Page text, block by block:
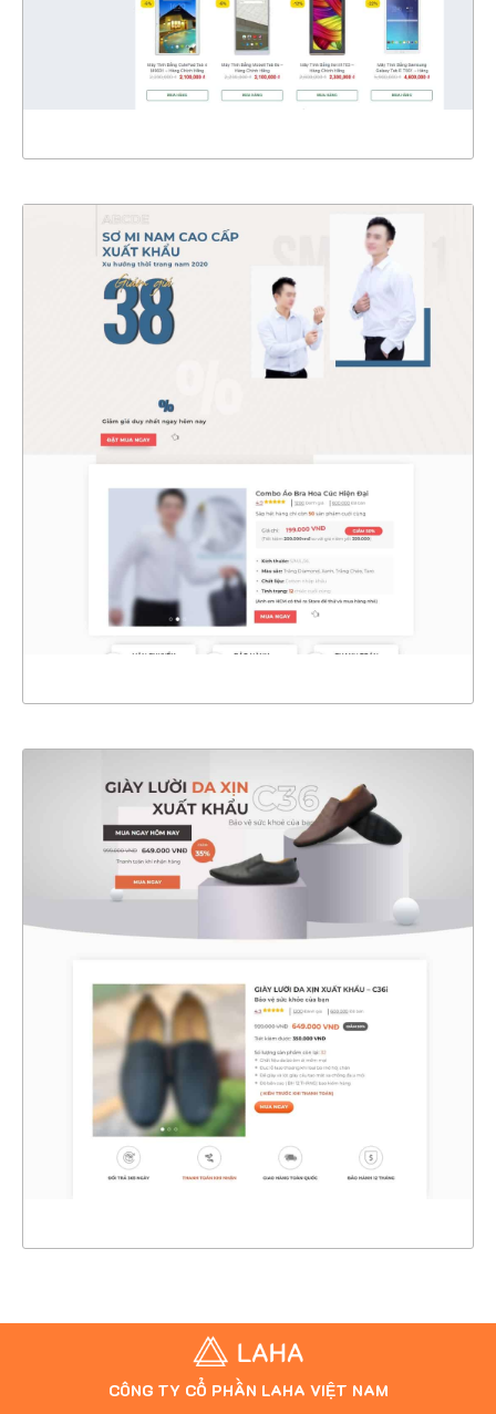
CHI TIẾT
XEM THỰC TẾ
CHI TIẾT
CHI TIẾT
XEM THỰC TẾ
CÔNG TY CỔ PHẦN LAHA VIỆT NAM